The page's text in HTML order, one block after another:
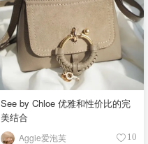
See by Chloe 优雅和性价比的完
美结合
Aggie爱泡芙 10